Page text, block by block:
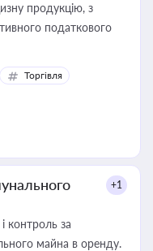
продукцію, з
податкового
Торгівля
+1
контроль за
майна в оренду.